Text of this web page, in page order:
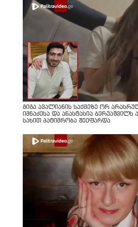
გიგა ავალიანის საქმეზე ორ
იმნაძესა და ანასტასია ბერუაშვილს
სახით პატიმრობა შეეფარდა